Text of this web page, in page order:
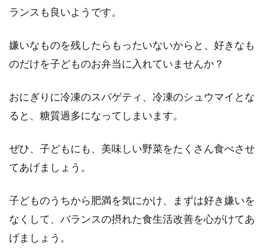
ランスも良いようです。
嫌いなものを残したらもったいないからと、好きなも
のだけを子どものお弁当に入れていませんか？
おにぎりに冷凍のスパゲティ、冷凍のシュウマイとな
ると、糖質過多になってしまいます。
ぜひ、子どもにも、美味しい野菜をたくさん食べさせ
てあげましょう。
子どものうちから肥満を気にかけ、まずは好き嫌いを
なくして、バランスの摂れた食生活改善を心がけてあ
げましょう。